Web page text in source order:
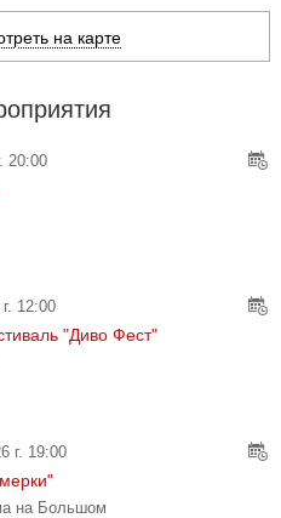
на карте
20:00
12:00
"Диво Фест"
г. 19:00
на Большом